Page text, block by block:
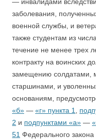
заболевания,
военной службы, и
также студентам из
течение не менее трех
контракту на воинских
замещению солдатами,
старшинами, и
основаниям,
«б» — «г» пункта 1
2 и подпунктами «а» —
51 Федерального